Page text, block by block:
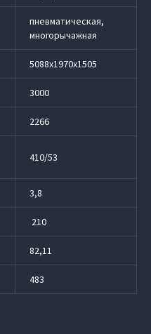
пневматическая,
многорычажная
5088х1970х1505
3000
2266
410/53
3,8
210
82,11
483